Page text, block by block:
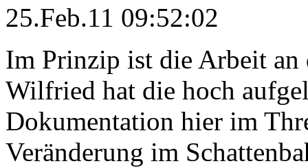
25.Feb.11 09:52:02
Im Prinzip ist die Arbeit an
Wilfried hat die hoch
Dokumentation hier im
Veränderung im